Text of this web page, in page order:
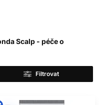
Šampon proti lupům
upravený vzhled, ale
onemocnění.
A
Scalp - péče o
Filtrovat